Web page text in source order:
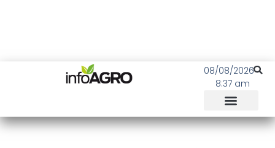
08/08/2026
8:37 am